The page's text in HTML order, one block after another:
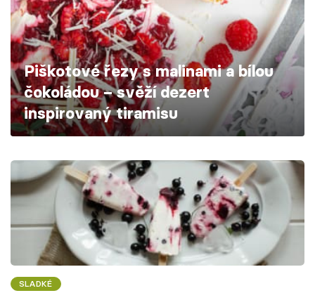
Škola vaření
Recepty z TV
Speciál: Cuketa
Těhotnej kuchař
Přihlášení
Sledujte nás
Piškotové řezy s malinami a bílou
čokoládou – svěží dezert
inspirovaný tiramisu
SLADKÉ